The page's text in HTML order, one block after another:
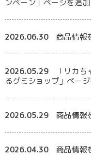
ンペーン」ページを追
2026.06.30 商品情報
2026.05.29
「リカ
るグミショップ」ペー
2026.05.29 商品情報
2026.04.30 商品情報